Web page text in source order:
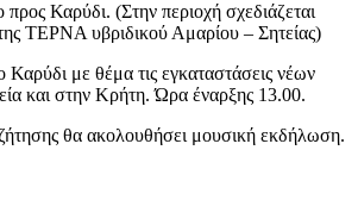
Καρύδι. (Στην περιοχή σχεδιάζεται
ΤΕΡΝΑ υβριδικού Αμαρίου – Σητείας)
Καρύδι με θέμα τις εγκαταστάσεις νέων
και στην Κρήτη. Ώρα έναρξης 13.00.
θα ακολουθήσει μουσική εκδήλωση.